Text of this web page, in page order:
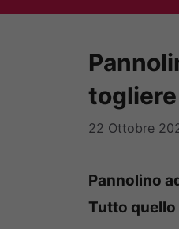
22 Ottobre
Pannolino
Tutto quello